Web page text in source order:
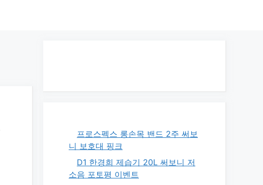
프로스펙스 롱손목 밴드 2주 써보
니 보호대 핑크
D1 한경희 제습기 20L 써보니 저
소음 포토평 이벤트